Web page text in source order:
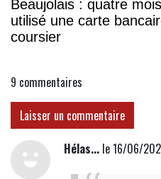
Beaujolais : quatre
utilisé une carte
coursier
9 commentaires
Laisser un commentaire
Hélas...le 16/06/